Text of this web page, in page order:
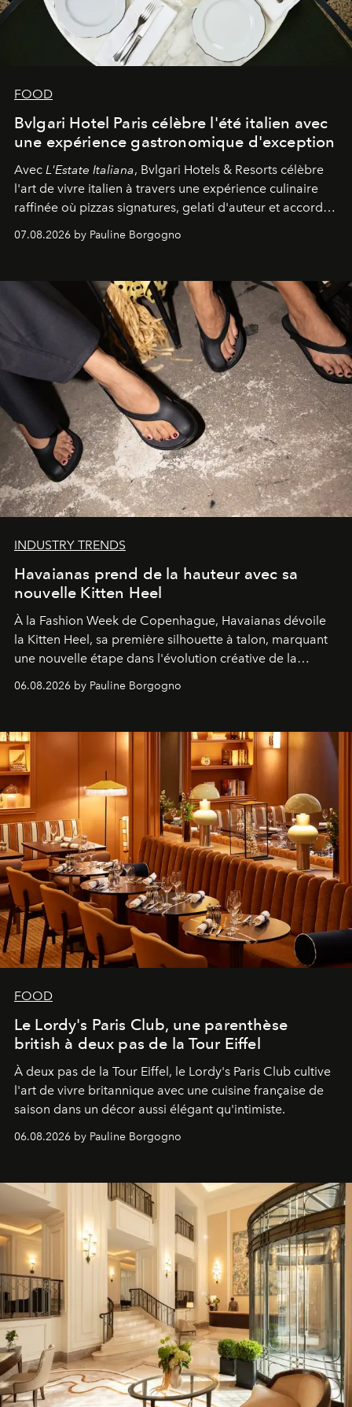
FOOD
Bvlgari Hotel Paris célèbre l'été italien avec
une expérience gastronomique d'exception
Avec L'Estate Italiana, Bvlgari Hotels & Resorts célèbre
l'art de vivre italien à travers une expérience culinaire
raffinée où pizzas signatures, gelati d'auteur et accords
d'exception composent un véritable voyage sensoriel.
07.08.2026 by Pauline Borgogno
INDUSTRY TRENDS
Havaianas prend de la hauteur avec sa
nouvelle Kitten Heel
À la Fashion Week de Copenhague, Havaianas dévoile
la Kitten Heel, sa première silhouette à talon, marquant
une nouvelle étape dans l'évolution créative de la
06.08.2026 by Pauline Borgogno
FOOD
Le Lordy's Paris Club, une parenthèse
british à deux pas de la Tour Eiffel
À deux pas de la Tour Eiffel, le Lordy's Paris Club cultive
l'art de vivre britannique avec une cuisine française de
saison dans un décor aussi élégant qu'intimiste.
06.08.2026 by Pauline Borgogno